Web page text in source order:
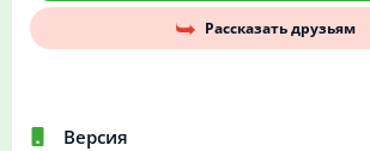
Версия
Рассказать друзьям